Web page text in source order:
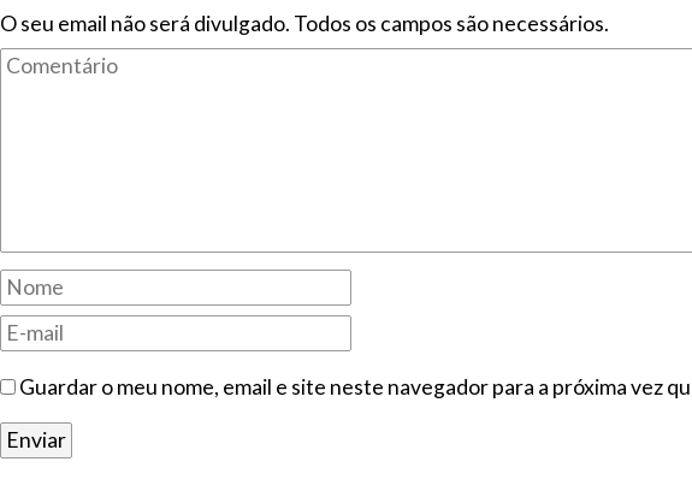
O seu email não será divulgado. Todos os campos são necessários.
Guardar o meu nome, email e site neste navegador para a próxima vez